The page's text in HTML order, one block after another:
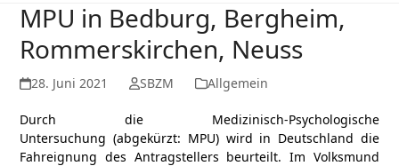
MPU in Bedburg, Bergheim,
Rommerskirchen, Neuss
28. Juni 2021 SBZM Allgemein
Durch die Medizinisch-Psychologische
Untersuchung (abgekürzt: MPU) wird in Deutschland die
Fahreignung des Antragstellers beurteilt. Im Volksmund